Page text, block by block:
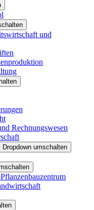
und
Rechnungswesen
Dropdown umschalten